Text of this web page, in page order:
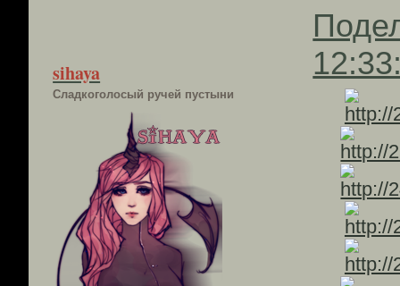
sihaya
Сладкоголосый ручей пустыни